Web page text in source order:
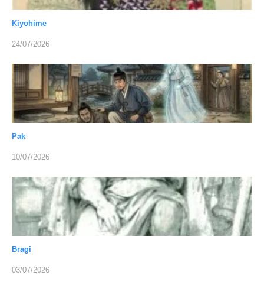
Kiyohime
24/07/2026
Pak
10/07/2026
Bragi
03/07/2026